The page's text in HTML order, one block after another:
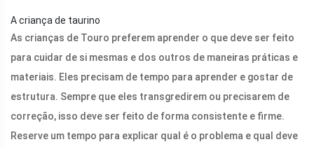
A criança de taurino
As crianças de Touro preferem aprender o que deve ser feito
para cuidar de si mesmas e dos outros de maneiras práticas e
materiais. Eles precisam de tempo para aprender e gostar de
estrutura. Sempre que eles transgredirem ou precisarem de
correção, isso deve ser feito de forma consistente e firme.
Reserve um tempo para explicar qual é o problema e qual deve